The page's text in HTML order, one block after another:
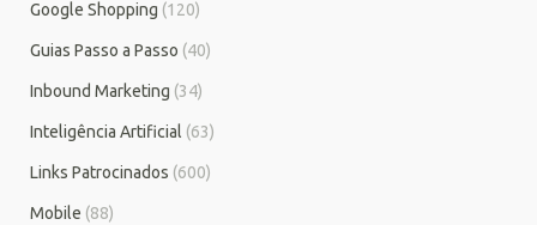
Google Shopping (120)
Guias Passo a Passo (40)
Inbound Marketing (34)
Inteligência Artificial (63)
Links Patrocinados (600)
Mobile (88)